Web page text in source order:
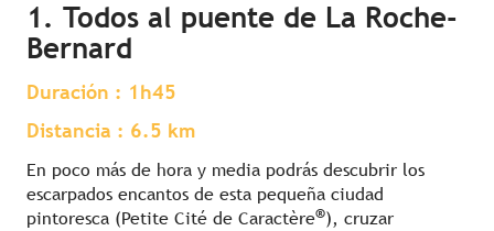
1. Todos al puente de La Roche-
Bernard
Duración : 1h45
Distancia : 6.5 km
En poco más de hora y media podrás descubrir los
escarpados encantos de esta pequeña ciudad
pintoresca (Petite Cité de Caractère®), cruzar